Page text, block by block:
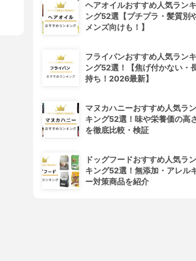
ヘアオイルおすすめ人気ランキ
ング52選【プチプラ・髪質別
メンズ向けも！】
フライパンおすすめ人気ランキ
ング52選！【焦げ付かない・
持ち！2026最新】
マヌカハニーおすすめ人気ラン
キング52選！味や栄養価の高
を徹底比較・検証
ドッグフードおすすめ人気ラン
キング52選！無添加・アレル
ー対策商品を紹介